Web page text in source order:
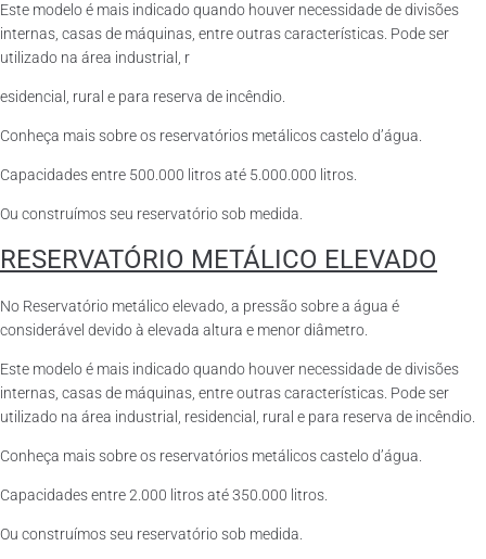
Este modelo é mais indicado quando houver necessidade de divisões
internas, casas de máquinas, entre outras características. Pode ser
utilizado na área industrial, r
esidencial, rural e para reserva de incêndio.
Conheça mais sobre os reservatórios metálicos castelo d’água.
Capacidades entre 500.000 litros até 5.000.000 litros.
Ou construímos seu reservatório sob medida.
RESERVATÓRIO METÁLICO ELEVADO
No Reservatório metálico elevado, a pressão sobre a água é
considerável devido à elevada altura e menor diâmetro.
Este modelo é mais indicado quando houver necessidade de divisões
internas, casas de máquinas, entre outras características. Pode ser
utilizado na área industrial, residencial, rural e para reserva de incêndio.
Conheça mais sobre os reservatórios metálicos castelo d’água.
Capacidades entre 2.000 litros até 350.000 litros.
Ou construímos seu reservatório sob medida.